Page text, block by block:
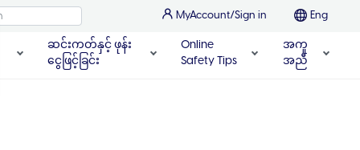
MyAccount/Sign in Eng
ဆင်းကတ်နှင့် ဖုန်း
ငွေဖြင့်ခြင်း
Online
Safety Tips
အကူ
အညီ